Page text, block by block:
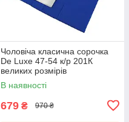
Чоловіча класична сорочка
De Luxe 47-54 к/р 201К
великих розмірів
В наявності
679 ₴ 970 ₴